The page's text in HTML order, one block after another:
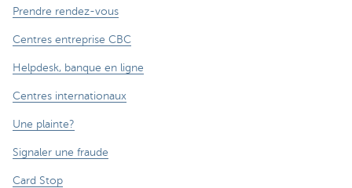
Prendre rendez-vous
Centres entreprise CBC
Helpdesk, banque en ligne
Centres internationaux
Une plainte?
Signaler une fraude
Card Stop